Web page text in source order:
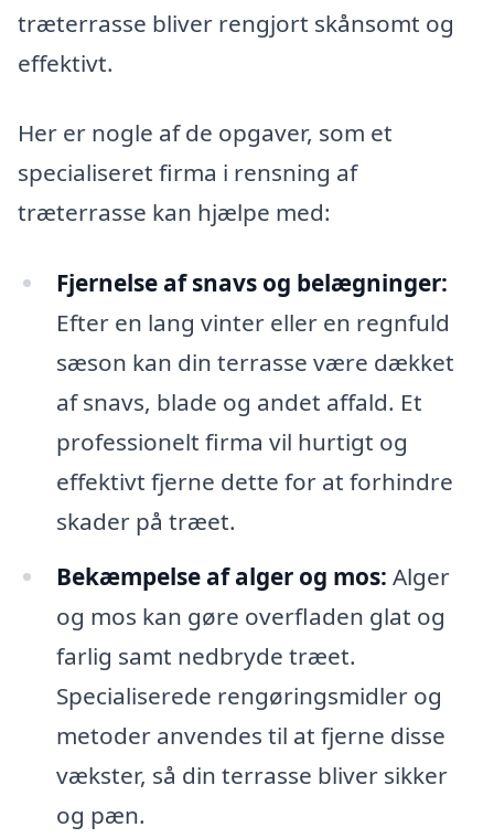
træterrasse bliver rengjort skånsomt og
effektivt.
Her er nogle af de opgaver, som et
specialiseret firma i rensning af
træterrasse kan hjælpe med:
Fjernelse af snavs og belægninger:
Efter en lang vinter eller en regnfuld
sæson kan din terrasse være dækket
af snavs, blade og andet affald. Et
professionelt firma vil hurtigt og
effektivt fjerne dette for at forhindre
skader på træet.
Bekæmpelse af alger og mos: Alger
og mos kan gøre overfladen glat og
farlig samt nedbryde træet.
Specialiserede rengøringsmidler og
metoder anvendes til at fjerne disse
vækster, så din terrasse bliver sikker
og pæn.